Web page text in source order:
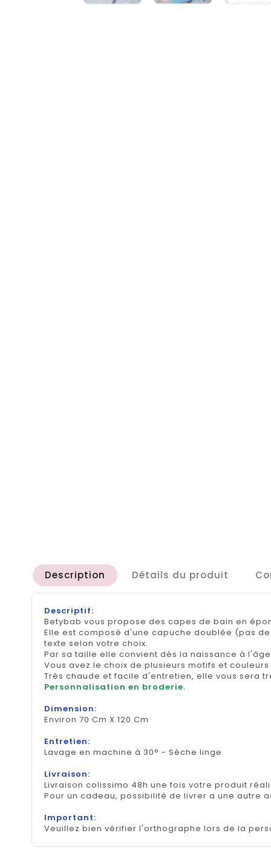
Description Détails du produit
Descriptif:
Betybab vous propose des capes de bain en
Elle est composé d'une capuche doublée (pas
texte selon votre choix.
Par sa taille elle convient dés la naissance à
Vous avez le choix de plusieurs motifs et
Très chaude et facile d'entretien, elle vous sera
Personnalisation en broderie.
Dimension:
Environ 70 Cm X 120 Cm
Entretien:
Lavage en machine à 30° - Sèche linge
Livraison:
Livraison colissimo 48h une fois votre produit
Pour un cadeau, possibilité de livrer a une autre
Important:
Veuillez bien vérifier l'orthographe lors de la